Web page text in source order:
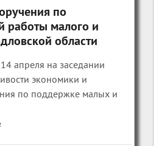
по
работы малого и
области
апреля на заседании
экономики и
по поддержке малых и